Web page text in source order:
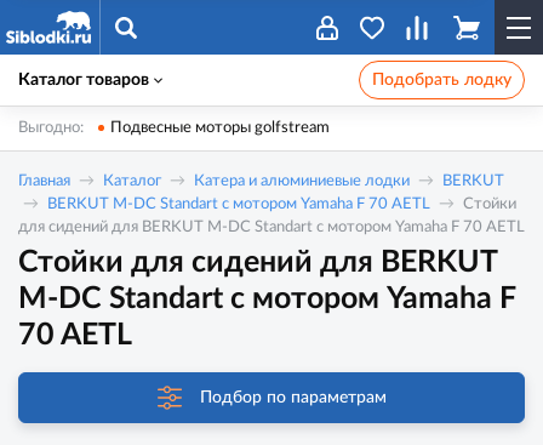
Каталог товаров Подобрать лодку
Выгодно: Подвесные моторы golfstream
Главная Каталог Катера и алюминиевые лодки
BERKUT
BERKUT M-DC Standart с мотором Yamaha F 70 AETL
Стойки
для сидений для BERKUT M-DC Standart с мотором Yamaha F 70 AETL
Стойки для сидений для BERKUT
M-DC Standart с мотором Yamaha F
70 AETL
Подбор по параметрам